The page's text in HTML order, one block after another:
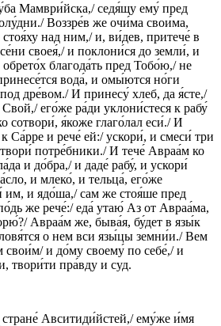
Мамври́йска,/ седя́щу ему́ пред
Воззре́в же очи́ма свои́ма,
над ним,/ и, ви́дев, притече́ в
своея́,/ и поклони́ся до земли́, и
благода́ть пред Тобо́ю,/ не
вода́, и омы́ются но́ги
дре́вом./ И принесу́ хлеб, да я́сте,/
его́же ра́ди уклони́стеся к рабу́
сотвори́, я́коже глаго́лал еси́./ И
Са́рре и рече́ ей:/ ускори́, и смеси́ три
потре́бники./ И тече́ Авраа́м ко
и до́бра,/ и даде́ рабу́, и ускори́
и млеко́, и тельца́, его́же
им, и ядо́ша,/ сам же стоя́ше пред
же рече́:/ еда́ утаю́ Аз от Авраа́ма,
Авраа́м же, быва́я, бу́дет в язы́к
о нем вси язы́цы земни́и./ Вем
свои́м/ и до́му своему́ по себе́,/ и
твори́ти пра́вду и суд.
Авситиди́йстей,/ ему́же и́мя